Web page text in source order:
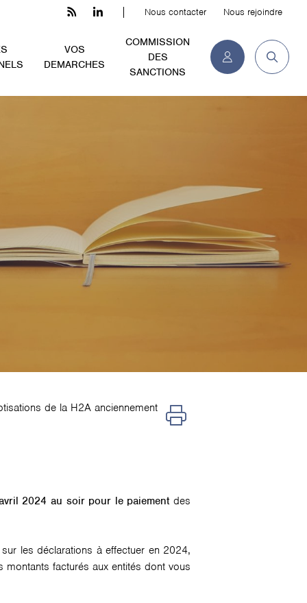
Nous contacter Nous rejoindre
VOS
DEMARCHES
COMMISSION
DES
SANCTIONS
de la H2A anciennement
2024 au soir pour le paiementdes
les déclarations à effectuer en 2024,
facturés aux entités dont vous